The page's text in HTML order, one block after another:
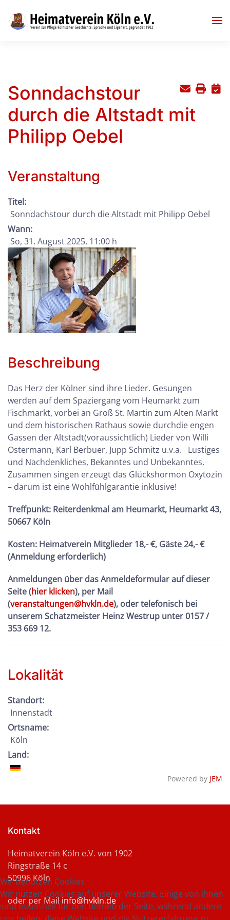
Skip to main content
Sonndachstour
durch die Altstadt mit
Philipp Oebel
Veranstaltung
Titel:
Sonndachstour durch die Altstadt mit Philipp Oebel
Wann:
So, 31. August 2025, 11:00 h
Beschreibung
Das Herz der Kölner sind ihre Lieder. Gesungen
werden auf dem Spaziergang vom Heumarkt zum
Fischmarkt, vorbei an Groß St. Martin zum Alten Markt
und dem historischen Rathaus sowie durchdie engen
Gassen der Altstadt(voraussichtlich) Lieder von Willi
Ostermann, Karl Berbuer, Jupp Schmitz u.v.a. Lustiges
und Nachdenkliches, Bekanntes und Unbekanntes.
Zusammen singen erzeugt das Glückshormon Oxytozin
– darum ist eine Wohlfühlgarantie inklusive!
Treffpunkt: Reiterdenkmal am Heumarkt, Heumarkt 43,
50667 Köln
Kosten: Heimatverein Mitglieder 18,- €, Gäste 24,- €
(Anmeldung erforderlich)
Anmeldungen über das Anmeldeformular auf dieser
Seite (hier klicken), per Mail
(veranstaltungen@hvkln.de), oder telefonisch bei
unserem Schatzmeister Heinz Westrup unter 0157 /
353 669 12.
Lokalität
Standort:
Innenstadt
Ortsname:
Köln
Land:
Powered by JEM
Kontakt
Heimatverein Köln e.V. von 1902
Ringstraße 14 c
50996 Köln
oder per Mailinfo@hvkln.de
Wir benutzen Cookies
Wir nutzen Cookies auf unserer Website. Einige von ihnen
sind essenziell für den Betrieb der Seite, während andere